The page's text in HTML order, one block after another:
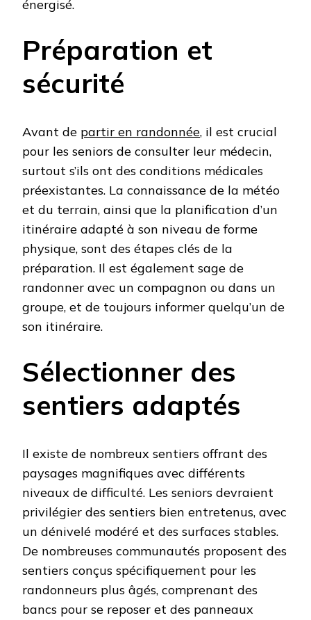
énergisé.
Préparation et
sécurité
Avant de partir en randonnée, il est crucial
pour les seniors de consulter leur médecin,
surtout s’ils ont des conditions médicales
préexistantes. La connaissance de la météo
et du terrain, ainsi que la planification d’un
itinéraire adapté à son niveau de forme
physique, sont des étapes clés de la
préparation. Il est également sage de
randonner avec un compagnon ou dans un
groupe, et de toujours informer quelqu’un de
son itinéraire.
Sélectionner des
sentiers adaptés
Il existe de nombreux sentiers offrant des
paysages magnifiques avec différents
niveaux de difficulté. Les seniors devraient
privilégier des sentiers bien entretenus, avec
un dénivelé modéré et des surfaces stables.
De nombreuses communautés proposent des
sentiers conçus spécifiquement pour les
randonneurs plus âgés, comprenant des
bancs pour se reposer et des panneaux